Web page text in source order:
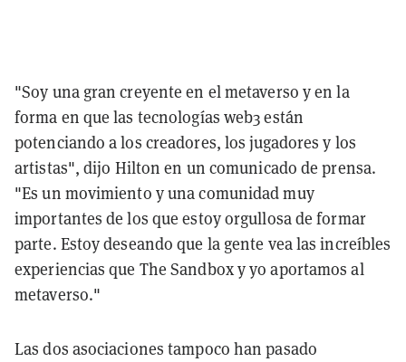
"Soy una gran creyente en el metaverso y en la
forma en que las tecnologías web3 están
potenciando a los creadores, los jugadores y los
artistas", dijo Hilton en un comunicado de prensa.
"Es un movimiento y una comunidad muy
importantes de los que estoy orgullosa de formar
parte. Estoy deseando que la gente vea las increíbles
experiencias que The Sandbox y yo aportamos al
metaverso."
Las dos asociaciones tampoco han pasado